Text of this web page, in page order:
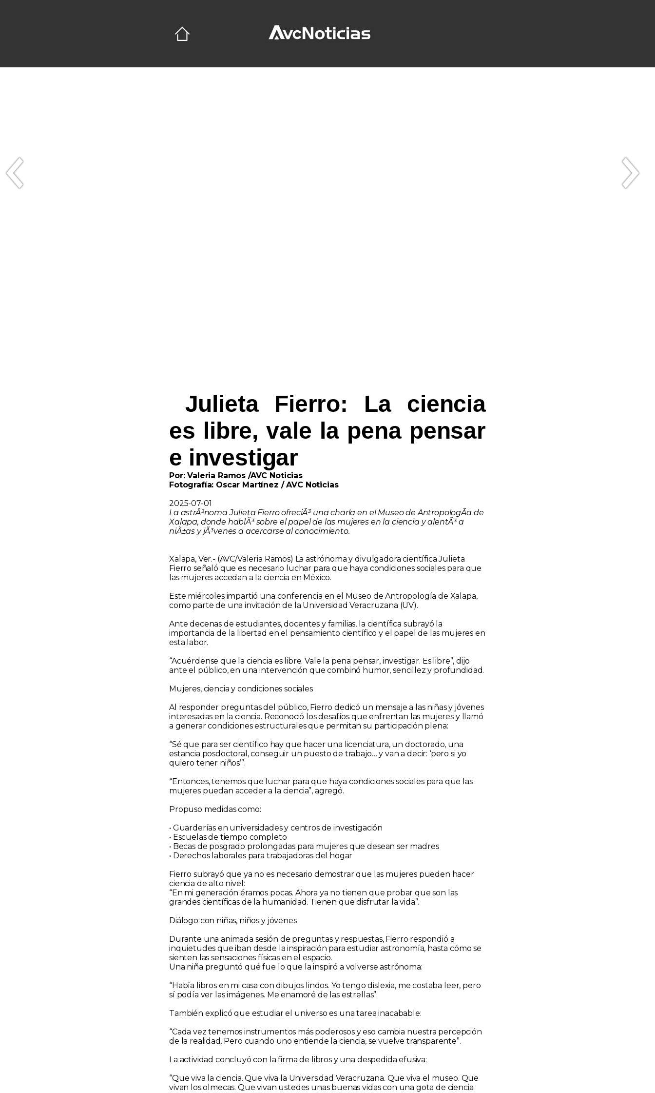
Julieta Fierro: La ciencia
es libre, vale la pena pensar
e investigar
Por: Valeria Ramos /AVC Noticias
Fotografía: Oscar Martínez / AVC Noticias
2025-07-01
La astrÃ³noma Julieta Fierro ofreciÃ³ una charla en el Museo de AntropologÃ­a de
Xalapa, donde hablÃ³ sobre el papel de las mujeres en la ciencia y alentÃ³ a
niÃ±as y jÃ³venes a acercarse al conocimiento.
Xalapa, Ver.- (AVC/Valeria Ramos) La astrónoma y divulgadora científica Julieta
Fierro señaló que es necesario luchar para que haya condiciones sociales para que
las mujeres accedan a la ciencia en México.
Este miércoles impartió una conferencia en el Museo de Antropología de Xalapa,
como parte de una invitación de la Universidad Veracruzana (UV).
Ante decenas de estudiantes, docentes y familias, la científica subrayó la
importancia de la libertad en el pensamiento científico y el papel de las mujeres en
esta labor.
“Acuérdense que la ciencia es libre. Vale la pena pensar, investigar. Es libre”, dijo
ante el público, en una intervención que combinó humor, sencillez y profundidad.
Mujeres, ciencia y condiciones sociales
Al responder preguntas del público, Fierro dedicó un mensaje a las niñas y jóvenes
interesadas en la ciencia. Reconoció los desafíos que enfrentan las mujeres y llamó
a generar condiciones estructurales que permitan su participación plena:
“Sé que para ser científico hay que hacer una licenciatura, un doctorado, una
estancia posdoctoral, conseguir un puesto de trabajo… y van a decir: ‘pero si yo
quiero tener niños’”.
“Entonces, tenemos que luchar para que haya condiciones sociales para que las
mujeres puedan acceder a la ciencia”, agregó.
Propuso medidas como:
• Guarderías en universidades y centros de investigación
• Escuelas de tiempo completo
• Becas de posgrado prolongadas para mujeres que desean ser madres
• Derechos laborales para trabajadoras del hogar
Fierro subrayó que ya no es necesario demostrar que las mujeres pueden hacer
ciencia de alto nivel:
“En mi generación éramos pocas. Ahora ya no tienen que probar que son las
grandes científicas de la humanidad. Tienen que disfrutar la vida”.
Diálogo con niñas, niños y jóvenes
Durante una animada sesión de preguntas y respuestas, Fierro respondió a
inquietudes que iban desde la inspiración para estudiar astronomía, hasta cómo se
sienten las sensaciones físicas en el espacio.
Una niña preguntó qué fue lo que la inspiró a volverse astrónoma:
“Había libros en mi casa con dibujos lindos. Yo tengo dislexia, me costaba leer, pero
sí podía ver las imágenes. Me enamoré de las estrellas”.
También explicó que estudiar el universo es una tarea inacabable:
“Cada vez tenemos instrumentos más poderosos y eso cambia nuestra percepción
de la realidad. Pero cuando uno entiende la ciencia, se vuelve transparente”.
La actividad concluyó con la firma de libros y una despedida efusiva:
“Que viva la ciencia. Que viva la Universidad Veracruzana. Que viva el museo. Que
vivan los olmecas. Que vivan ustedes unas buenas vidas con una gota de ciencia